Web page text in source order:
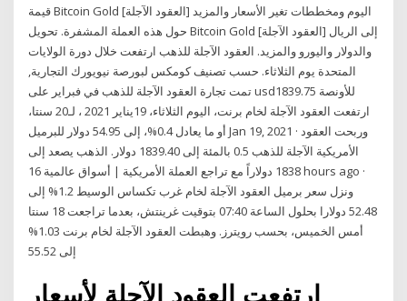
قيمة Bitcoin Gold [العقود الآجلة] اليوم ومخططات تغير الأسعار والمزيد
حول هذه العملة المشفرة. تحويل Bitcoin Gold [العقود الآجلة] إلى الريال
والدولار واليورو والمزيد. العقود الآجلة للذهب ارتفعت خلال دورة الولايات
المتحدة يوم الثلاثاء. حسب تصنيف كومكس لبورصة نيويورك التجارية,
تمت تجارة العقود الآجلة للذهب في فبراير على usd1839.75 للأونصة
ارتفعت العقود الآجلة لخام برنت، اليوم الثلاثاء، 19يناير 2021 ، لـ20 سنتا،
أو ما يعادل 0.4%، إلى 54.95 دولار للبرميل Jan 19, 2021 · وربحت العقود
الأمريكية الآجلة للذهب 0.5 بالمئة إلى 1839.40 دولار. الذهب يصعد إلى
1838 دولاراً مع تراجع العملة الأمريكية | أسواق عالمية 16 hours ago ·
ونزل سعر برميل العقود الآجلة لخام غرب تكساس الوسيط 1.2% إلى
52.48 دولارا بحلول الساعة 07:40 بتوقيت غرينتش، بعدما تراجعت 18 سنتا
أمس الخميس، بحسب رويترز. وهبطت العقود الآجلة لخام برنت 1.03%
إلى 55.52